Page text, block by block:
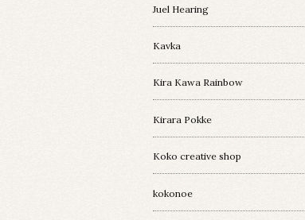
Juel Hearing
Kavka
Kira Kawa Rainbow
Kirara Pokke
Koko creative shop
kokonoe